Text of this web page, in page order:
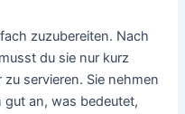
zuzubereiten. Nach
du sie nur kurz
servieren. Sie nehmen
gut an, was bedeutet,